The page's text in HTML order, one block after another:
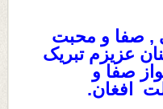
, صفا و محبت
عزیزم تبریک
صفا و
افغان.